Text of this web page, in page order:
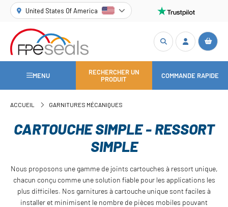
United States Of America
MENU
RECHERCHER UN
PRODUIT
COMMANDE RAPIDE
ACCUEIL GARNITURES MÉCANIQUES
CARTOUCHE SIMPLE - RESSORT
SIMPLE
Nous proposons une gamme de joints cartouches à ressort unique,
chacun conçu comme une solution fiable pour les applications les
plus difficiles. Nos garnitures à cartouche unique sont faciles à
installer et minimisent le nombre de pièces mobiles pouvant